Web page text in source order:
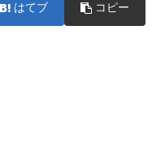
はてブ コピー